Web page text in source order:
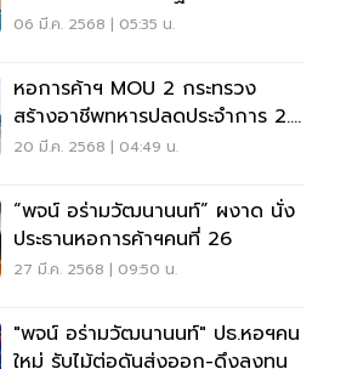
06 มี.ค. 2568 | 05:35 น.
หอการค้าฯ MOU 2 กระทรวง
สร้างอาชีพทหารปลดประจำการ 2.6
หมื่นตำแหน่ง
20 มี.ค. 2568 | 04:49 น.
“พจน์ อร่ามวัฒนานนท์” ผงาด นั่ง
ประธานหอการค้าฯคนที่ 26
27 มี.ค. 2568 | 09:50 น.
"พจน์ อร่ามวัฒนานนท์" ปธ.หอฯคน
ใหม่ รับไม้ต่อดันส่งออก-ดึงลงทุน